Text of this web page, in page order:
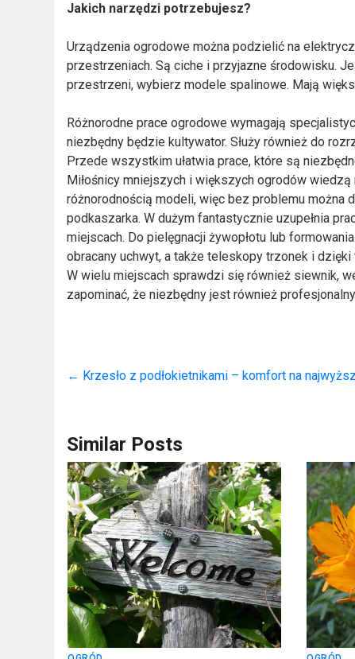
Jakich narzędzi potrzebujesz?
Urządzenia ogrodowe można podzielić na
przestrzeniach. Są ciche i przyjazne środowisku.
przestrzeni, wybierz modele spalinowe. Mają
Różnorodne prace ogrodowe wymagają
niezbędny będzie kultywator. Służy również do
Przede wszystkim ułatwia prace, które są
Miłośnicy mniejszych i większych ogrodów
różnorodnością modeli, więc bez problemu można
podkaszarka. W dużym fantastycznie uzupełnia
miejscach. Do pielęgnacji żywopłotu lub
obracany uchwyt, a także teleskopy trzonek i
W wielu miejscach sprawdzi się również siewnik,
zapominać, że niezbędny jest również
← Krzesło z podłokietnikami – komfort na
Similar Posts